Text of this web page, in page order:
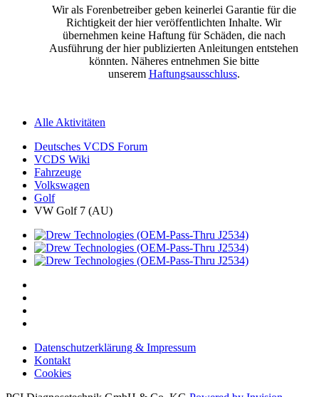
Wir als Forenbetreiber geben keinerlei Garantie für die
Richtigkeit der hier veröffentlichten Inhalte. Wir
übernehmen keine Haftung für Schäden, die nach
Ausführung der hier publizierten Anleitungen entstehen
könnten. Näheres entnehmen Sie bitte
unserem Haftungsausschluss.
Alle Aktivitäten
Deutsches VCDS Forum
VCDS Wiki
Fahrzeuge
Volkswagen
Golf
VW Golf 7 (AU)
Datenschutzerklärung & Impressum
Kontakt
Cookies